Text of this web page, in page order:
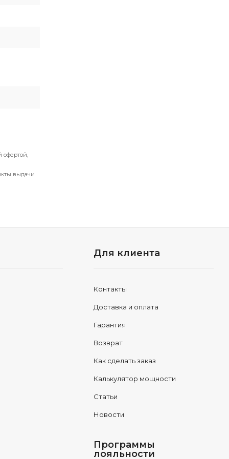
офертой,
выдачи
Для клиента
Контакты
Доставка и оплата
Гарантия
Возврат
Как сделать заказ
Калькулятор мощности
Статьи
Новости
Программы
лояльности